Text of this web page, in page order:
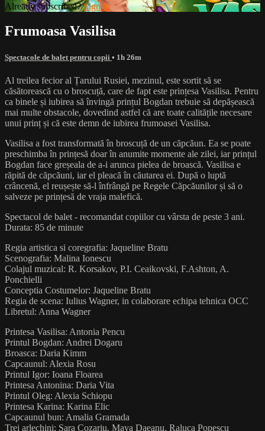
Already subscribed?Sign in
Frumoasa Vasilisa
Spectacole de balet pentru copii • 1h 26m
Al treilea fecior al Țarului Rusiei, mezinul, este sortit să se
căsătorească cu o broscuță, care de fapt este prințesa Vasilisa. Pentru
ca binele și iubirea să învingă prințul Bogdan trebuie să depășească
mai multe obstacole, dovedind astfel că are toate calitățile necesare
unui prinț și că este demn de iubirea frumoasei Vasilisa.
Vasilisa a fost transformată în broscuță de un căpcăun. Ea se poate
preschimba în prințesă doar în anumite momente ale zilei, iar prințul
Bogdan face greșeala de a-i arunca pielea de broască. Vasilisa e
răpită de căpcăuni, iar el pleacă în căutarea ei. După o luptă
crâncenă, el reușește să-l înfrângă pe Regele Căpcăunilor și să o
salveze pe prințesă de vraja malefică.
Spectacol de balet - recomandat copiilor cu vârsta de peste 3 ani.
Durata: 85 de minute
Regia artistica si coregrafia: Jaqueline Bratu
Scenografia: Malina Ionescu
Colajul muzical: R. Korsakov, P.I. Ceaikovski, F.Ashton, A.
Ponchielli
Conceptia Costumelor: Jaqueline Bratu
Regia de scena: Iulius Wagner, in colaborare echipa tehnica OCC
Libretul: Anna Wagner
Printesa Vasilisa: Antonia Pencu
Printul Bogdan: Andrei Dogaru
Broasca: Daria Kimm
Capcaunul: Alexia Rosu
Printul Igor: Ioana Floarea
Printesa Antonina: Daria Vita
Printul Oleg: Alexia Schiopu
Printesa Karina: Karina Elic
Capcaunul bun: Amalia Gramada
Trei arlechini: Sara Cozariu, Maya Daeanu, Raluca Popescu